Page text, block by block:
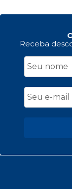
Receba